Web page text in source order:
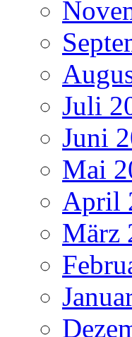
Juli
Juni
Mai
April
März